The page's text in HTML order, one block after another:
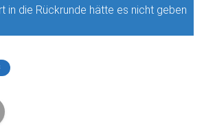
in die Rückrunde hätte es nicht geben